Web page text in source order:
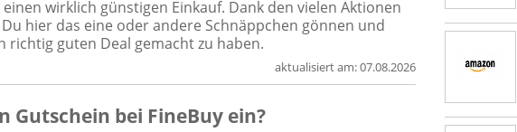
wirklich günstigen Einkauf. Dank den vielen Aktionen
hier das eine oder andere Schnäppchen gönnen und
richtig guten Deal gemacht zu haben.
aktualisiert am:07.08.2026
Gutschein bei FineBuy ein?